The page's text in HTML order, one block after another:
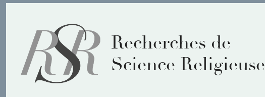
contenu
Recherches de
Science Religieuse